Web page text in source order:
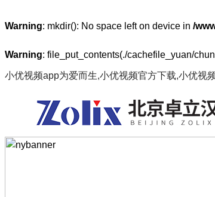
Warning: mkdir(): No space left on device in /
Warning: file_put_contents(./cachefile_yuan/
小优视频app为爱而生,小优视频官方下载,小优视